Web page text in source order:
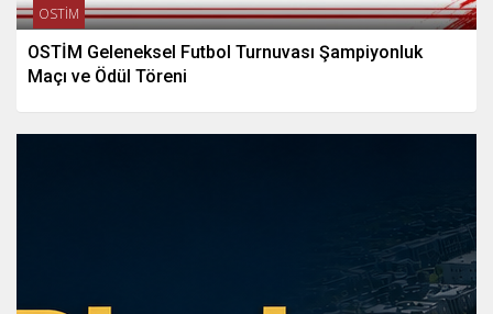
OSTİM
OSTİM Geleneksel Futbol Turnuvası Şampiyonluk
Maçı ve Ödül Töreni